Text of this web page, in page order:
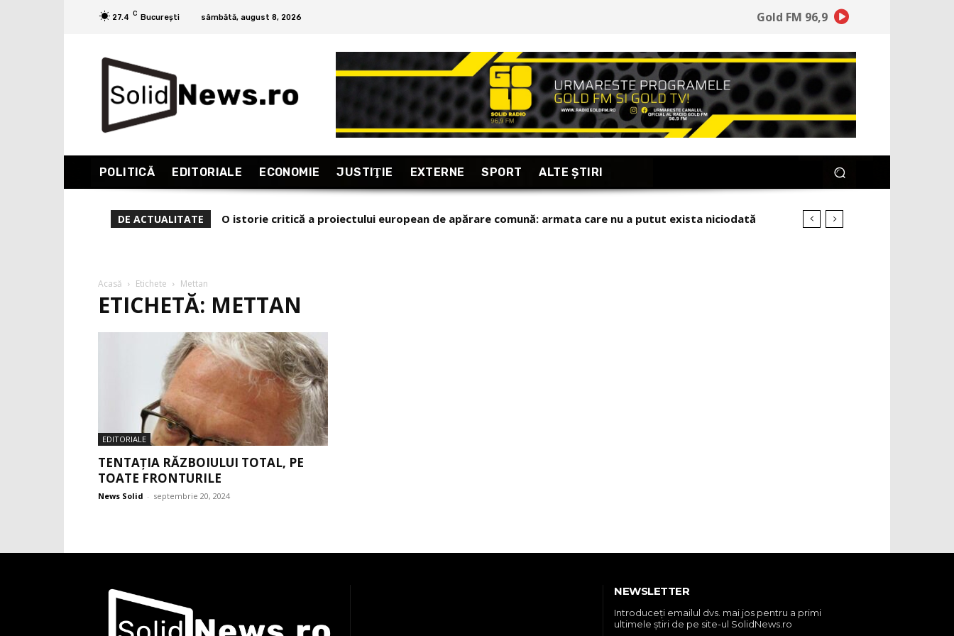
27.4 C București sâmbătă, august 8, 2026 Gold FM 96,9
POLITICĂ EDITORIALE ECONOMIE JUSTIŢIE EXTERNE SPORT ALTE ŞTIRI
DE ACTUALITATE O istorie critică a proiectului european de apărare comună: armata care nu a putut exista niciodată
Geopolitica la Zi (85). Criza din Ceuta și cum și-a plătit Marocul datoria față de americani și israelieni.
Acasă Etichete Mettan
ETICHETĂ: METTAN
EDITORIALE
TENTAȚIA RĂZBOIULUI TOTAL, PE
TOATE FRONTURILE
News Solid - septembrie 20, 2024
NEWSLETTER
Introduceţi emailul dvs. mai jos pentru a primi
ultimele ştiri de pe site-ul SolidNews.ro